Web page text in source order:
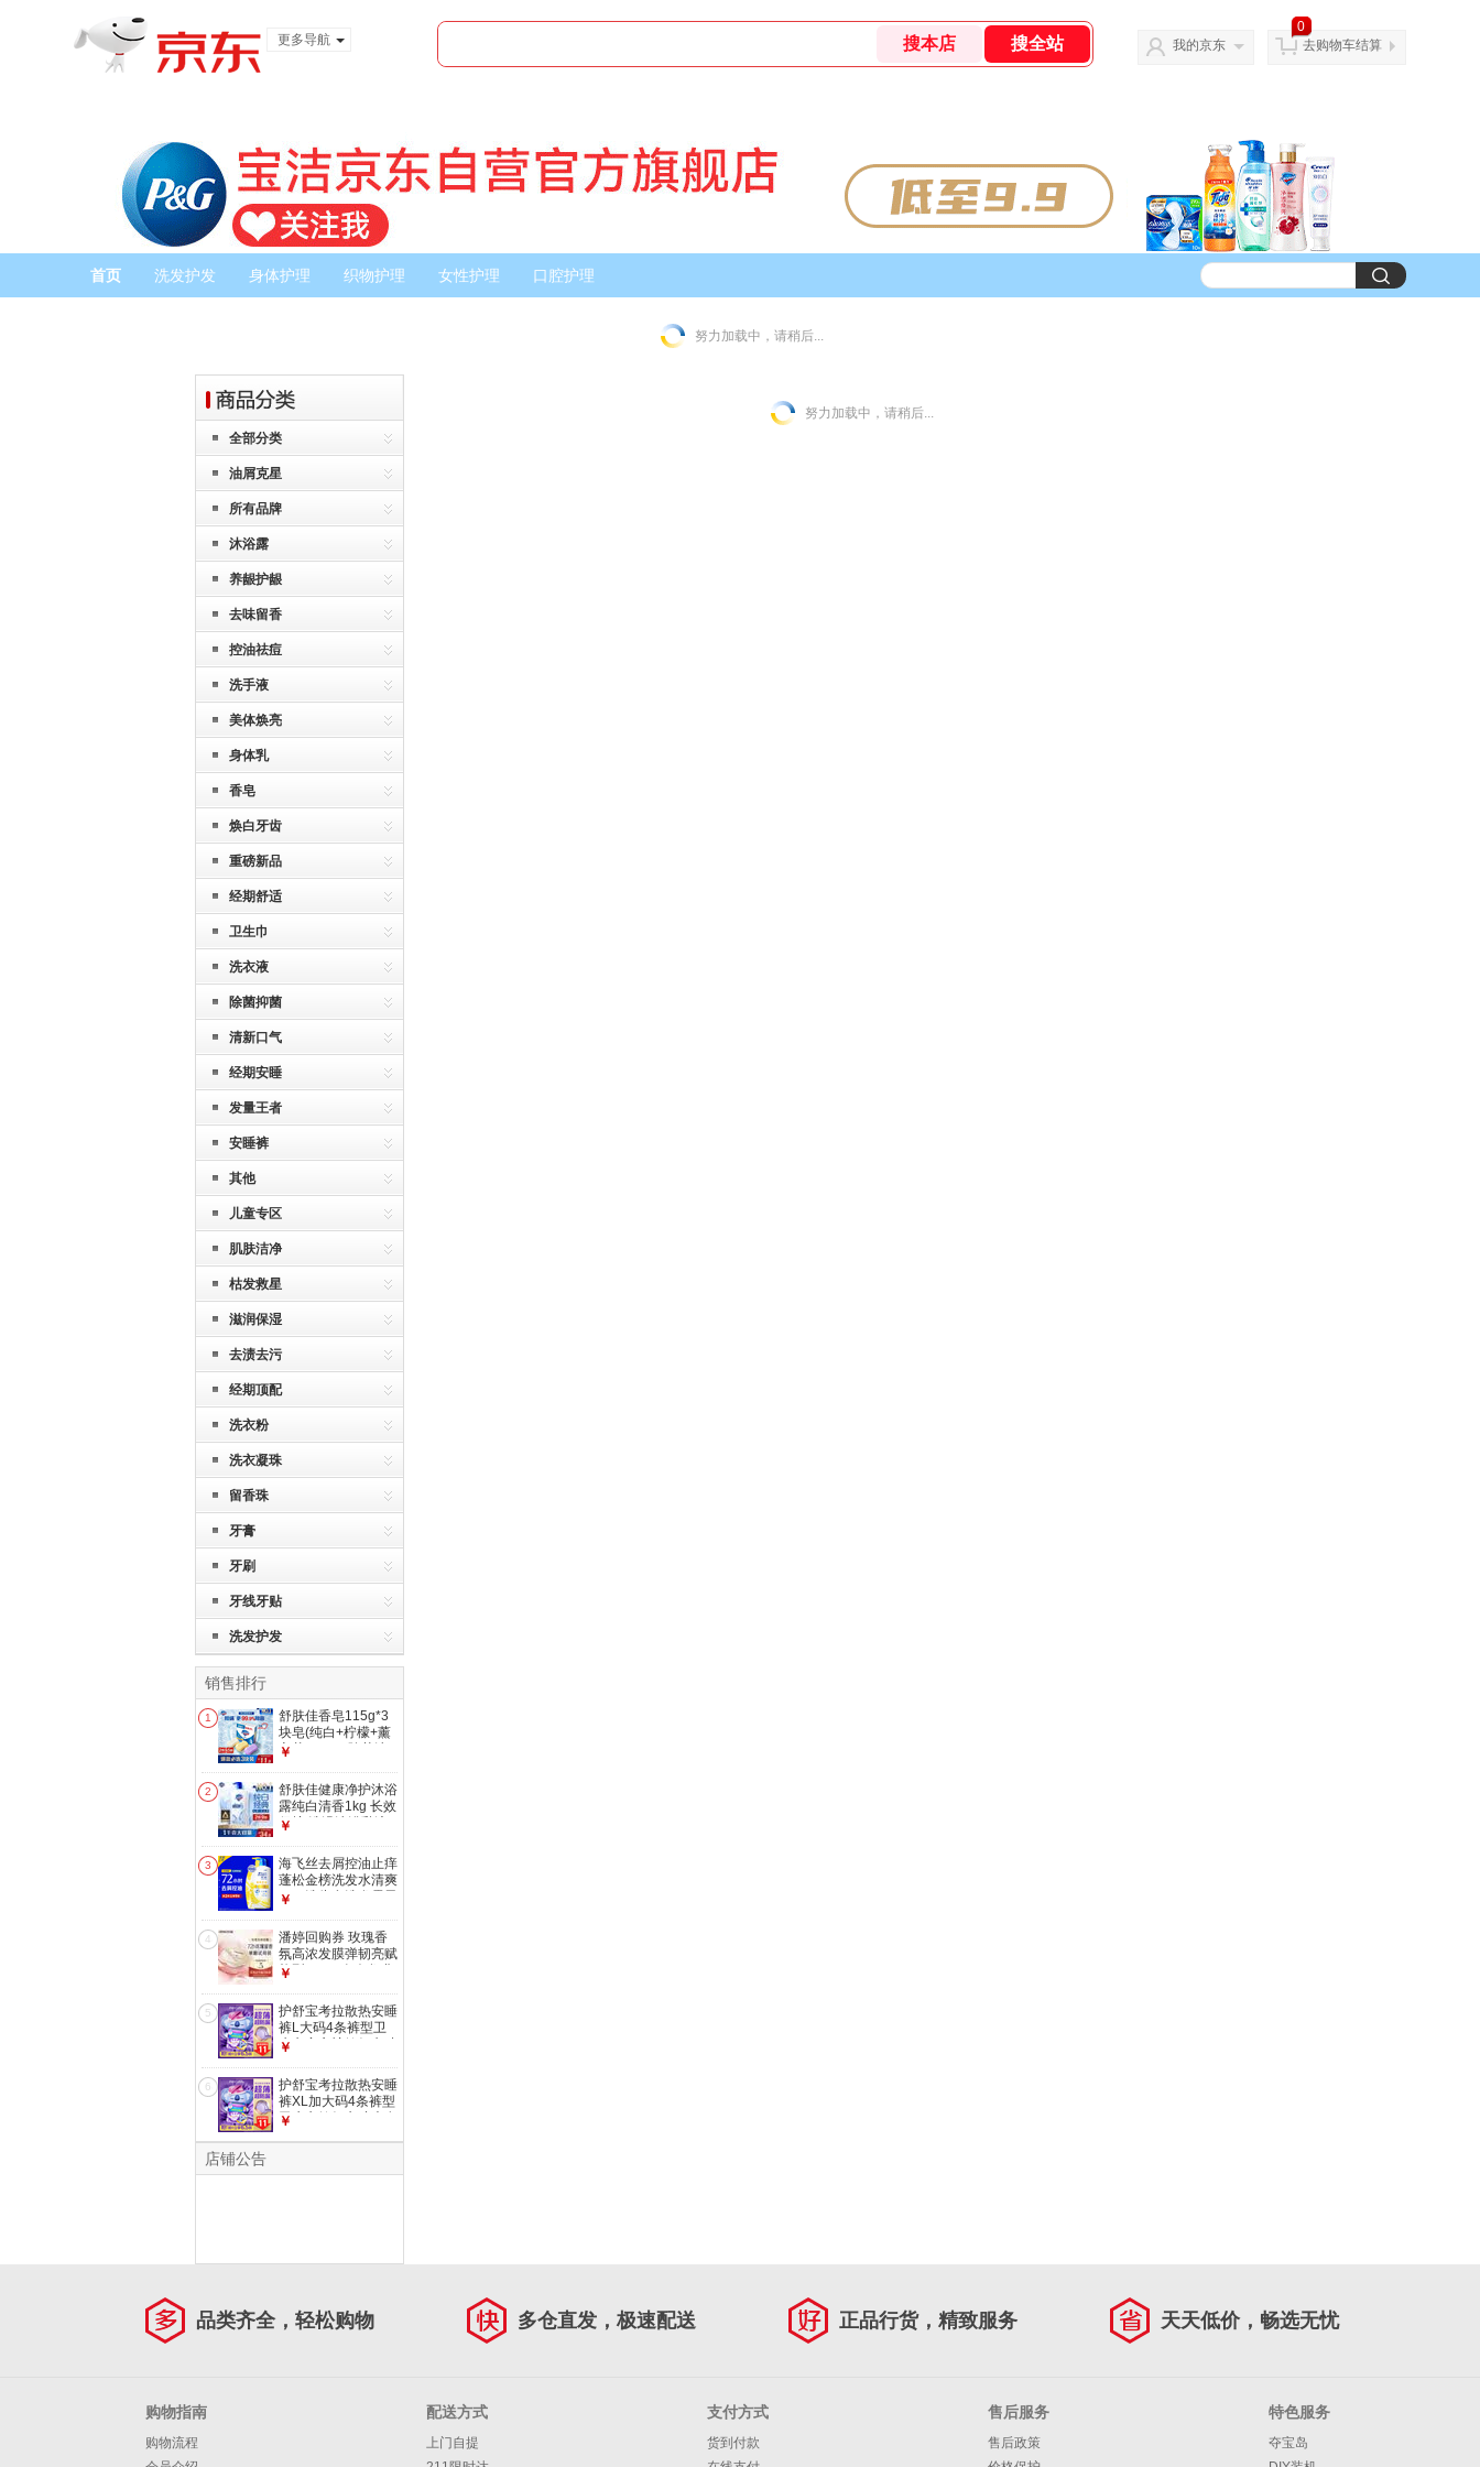
更多导航
我的京东
0
去购物车结算
首页 洗发护发 身体护理 织物护理 女性护理 口腔护理
努力加载中，请稍后...
全部分类
油屑克星
所有品牌
沐浴露
养龈护龈
去味留香
控油祛痘
洗手液
美体焕亮
身体乳
香皂
焕白牙齿
重磅新品
经期舒适
卫生巾
洗衣液
除菌抑菌
清新口气
经期安睡
发量王者
安睡裤
其他
儿童专区
肌肤洁净
枯发救星
滋润保湿
去渍去污
经期顶配
洗衣粉
洗衣凝珠
留香珠
牙膏
牙刷
牙线牙贴
洗发护发
销售排行
1
舒肤佳香皂115g*3
块皂(纯白+柠檬+薰
衣草)99.9%除菌沐
￥
2
舒肤佳健康净护沐浴
露纯白清香1kg 长效
保护 洗澡沐浴乳液
￥
3
海飞丝去屑控油止痒
蓬松金榜洗发水清爽
1KG洗头膏洗发露男
￥
4
潘婷回购券 玫瑰香
氛高浓发膜弹韧亮赋
能型12ML玫瑰发膜
￥
5
护舒宝考拉散热安睡
裤L大码4条裤型卫
生巾安心裤姨妈巾功
￥
6
护舒宝考拉散热安睡
裤XL加大码4条裤型
卫生巾姨妈巾功夫女
￥
店铺公告
努力加载中，请稍后...
品类齐全，轻松购物 多仓直发，极速配送 正品行货，精致服务 天天低价，畅选无忧
购物指南
购物流程
配送方式
上门自提
支付方式
货到付款
售后服务
售后政策
特色服务
夺宝岛